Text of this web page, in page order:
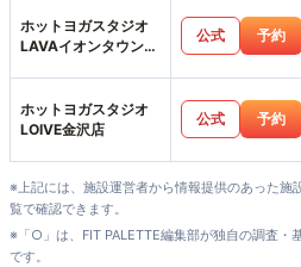
ホットヨガスタジオ
LAVAイオンタウン
公式 予約
ホットヨガスタジオ
LOIVE金沢店
公式 予約
※上記には、施設運営者から情報提供のあった施
覧で確認できます。
※「○」は、FIT PALETTE編集部が独自の調査・
です。